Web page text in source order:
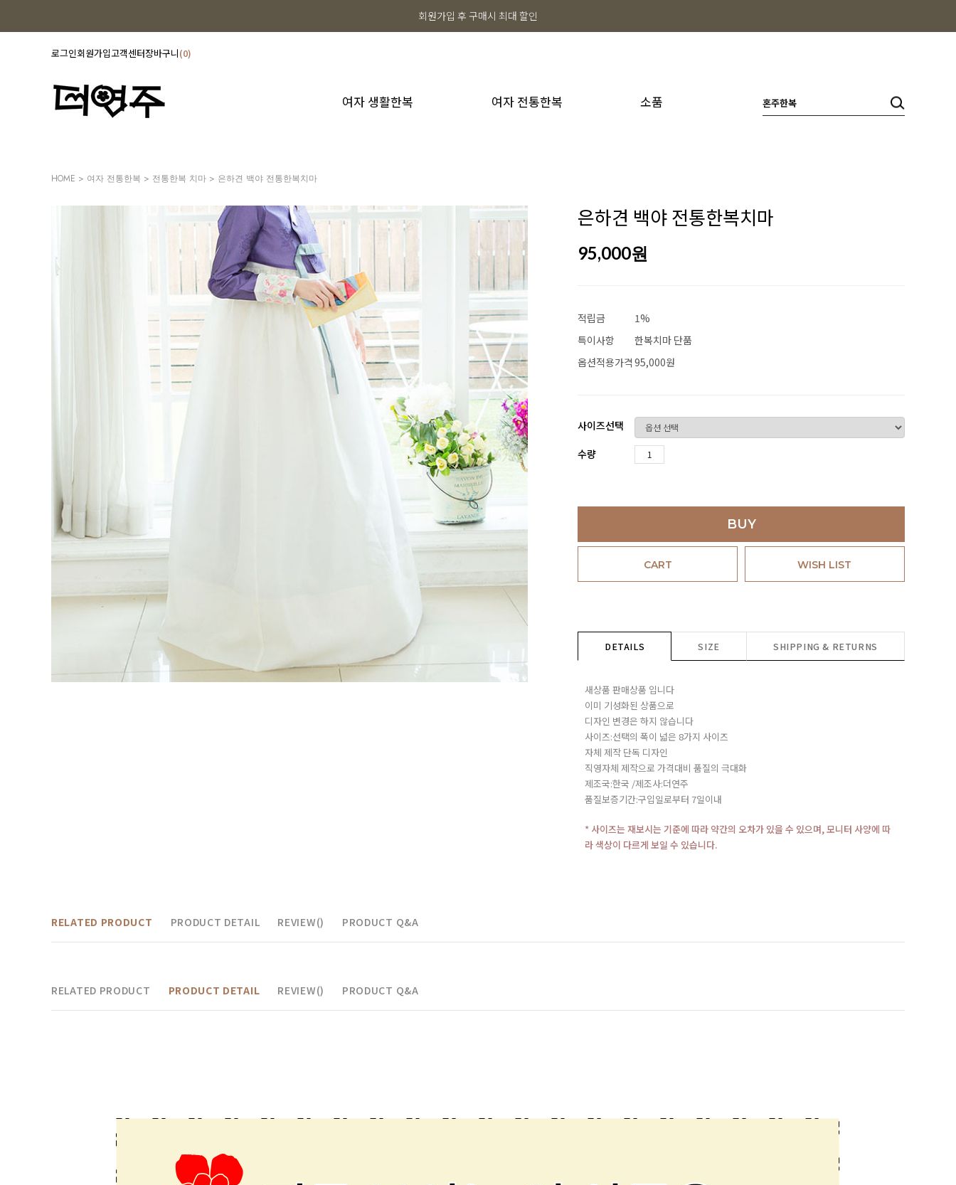
회원가입 후 구매시 최대 할인
로그인회원가입고객센터장바구니 0
여자 생활한복 여자 전통한복 소품
HOME > 여자 전통한복 > 전통한복 치마 > 은하견 백야 전통한복치마
은하견 백야 전통한복치마
95,000원
적립금
1%
특이사항
한복치마 단품
옵션적용가격 95,000원
사이즈선택
수량
BUY
CART WISH LIST
DETAILS SIZE SHIPPING & RETURNS
새상품 판매상품 입니다
이미 기성화된 상품으로
디자인 변경은 하지 않습니다
사이즈:선택의 폭이 넓은 8가지 사이즈
자체 제작 단독 디자인
직영자체 제작으로 가격대비 품질의 극대화
제조국:한국 /제조사:더연주
품질보증기간:구입일로부터 7일이내
* 사이즈는 재보시는 기준에 따라 약간의 오차가 있을 수 있으며, 모니터 사양에 따
라 색상이 다르게 보일 수 있습니다.
RELATED PRODUCT PRODUCT DETAIL REVIEW() PRODUCT Q&A
RELATED PRODUCT PRODUCT DETAIL REVIEW() PRODUCT Q&A